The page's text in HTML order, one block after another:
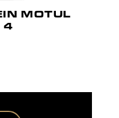
MOTUL
4